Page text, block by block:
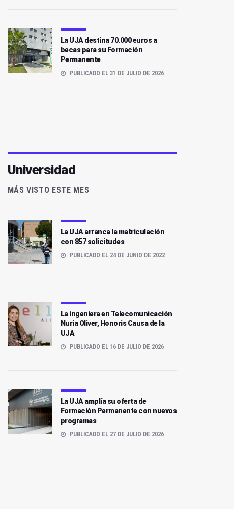
La UJA destina 70.000 euros a
becas para su Formación
Permanente
PUBLICADO EL 31 DE JULIO DE 2026
Universidad
MÁS VISTO ESTE MES
La UJA arranca la matriculación
con 857 solicitudes
PUBLICADO EL 24 DE JUNIO DE 2022
La ingeniera en Telecomunicación
Nuria Oliver, Honoris Causa de la
UJA
PUBLICADO EL 16 DE JULIO DE 2026
La UJA amplía su oferta de
Formación Permanente con nuevos
programas
PUBLICADO EL 27 DE JULIO DE 2026